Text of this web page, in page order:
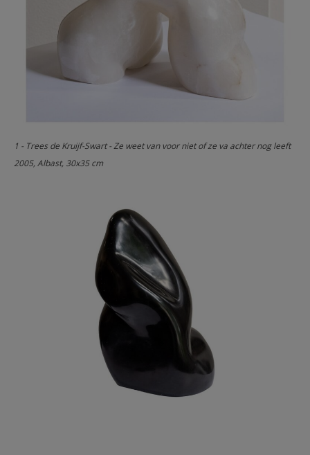
1 - Trees de Kruijf-Swart - Ze weet van voor niet of ze va achter nog leeft
2005, Albast, 30x35 cm